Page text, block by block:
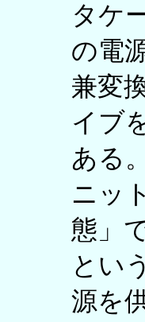
タケ
の電
兼変
イブ
ある
ニッ
態」
とい
源を